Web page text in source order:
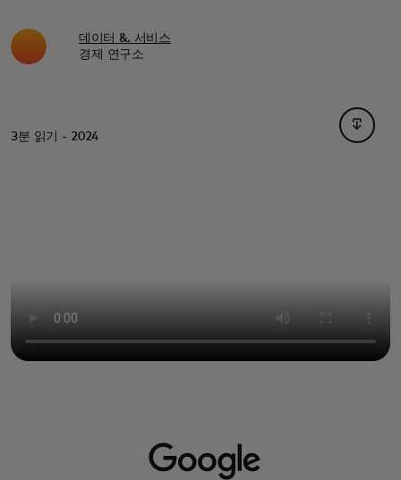
데이터 &. 서비스
경제 연구소
3분 읽기 - 2024
새 탭에